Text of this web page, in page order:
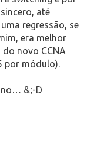
até
regressão, se
era melhor
novo CCNA
por módulo).
&;-D